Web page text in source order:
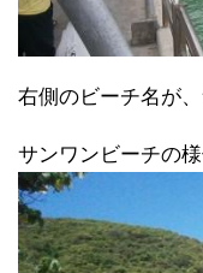
右側のビーチ名が
サンワンビーチの